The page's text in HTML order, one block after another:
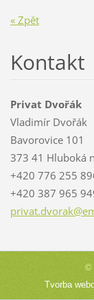
« Zpět
Kontakt
Privat Dvořák
Vladimír Dvořák
Bavorovice 101
373 41 Hluboká
+420 776 255
+420 387 965
privat.d
©
Tvorba